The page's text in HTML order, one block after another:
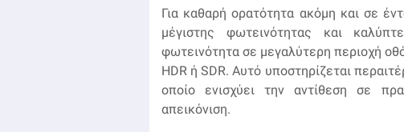
Για καθαρή ορατότητα ακόμη και σε
μέγιστης φωτεινότητας και
φωτεινότητα σε μεγαλύτερη περιοχή
HDR ή SDR. Αυτό υποστηρίζεται
οποίο ενισχύει την αντίθεση σε
απεικόνιση.